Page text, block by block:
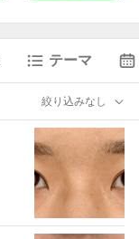
テーマ
絞り込みなし